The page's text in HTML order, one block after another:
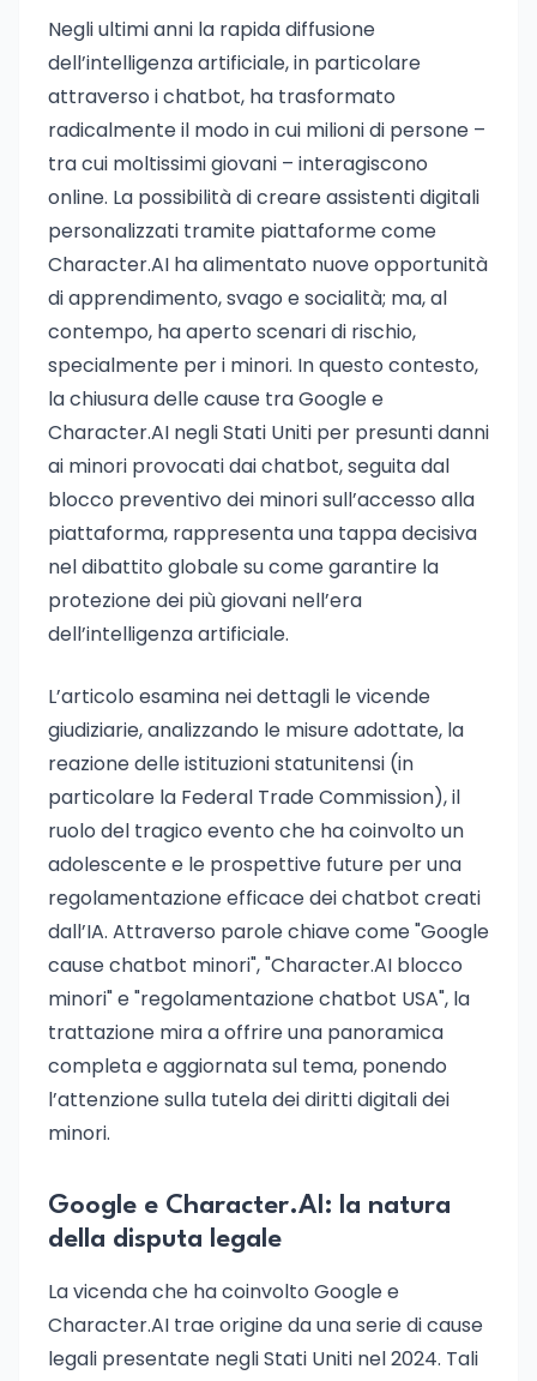
Negli ultimi anni la rapida diffusione
dell’intelligenza artificiale, in particolare
attraverso i chatbot, ha trasformato
radicalmente il modo in cui milioni di persone –
tra cui moltissimi giovani – interagiscono
online. La possibilità di creare assistenti digitali
personalizzati tramite piattaforme come
Character.AI ha alimentato nuove opportunità
di apprendimento, svago e socialità; ma, al
contempo, ha aperto scenari di rischio,
specialmente per i minori. In questo contesto,
la chiusura delle cause tra Google e
Character.AI negli Stati Uniti per presunti danni
ai minori provocati dai chatbot, seguita dal
blocco preventivo dei minori sull’accesso alla
piattaforma, rappresenta una tappa decisiva
nel dibattito globale su come garantire la
protezione dei più giovani nell’era
dell’intelligenza artificiale.
L’articolo esamina nei dettagli le vicende
giudiziarie, analizzando le misure adottate, la
reazione delle istituzioni statunitensi (in
particolare la Federal Trade Commission), il
ruolo del tragico evento che ha coinvolto un
adolescente e le prospettive future per una
regolamentazione efficace dei chatbot creati
dall’IA. Attraverso parole chiave come "Google
cause chatbot minori", "Character.AI blocco
minori" e "regolamentazione chatbot USA", la
trattazione mira a offrire una panoramica
completa e aggiornata sul tema, ponendo
l’attenzione sulla tutela dei diritti digitali dei
minori.
Google e Character.AI: la natura
della disputa legale
La vicenda che ha coinvolto Google e
Character.AI trae origine da una serie di cause
legali presentate negli Stati Uniti nel 2024. Tali